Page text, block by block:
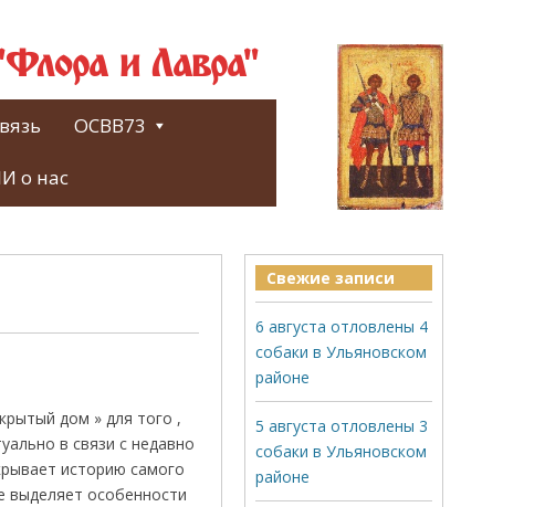
и Лавра"
ОСВВ73
о нас
дом » для того ,
в связи с недавно
историю самого
выделяет особенности
Свежие записи
6 августа отловлены 4
собаки в Ульяновском
районе
5 августа отловлены 3
собаки в Ульяновском
районе